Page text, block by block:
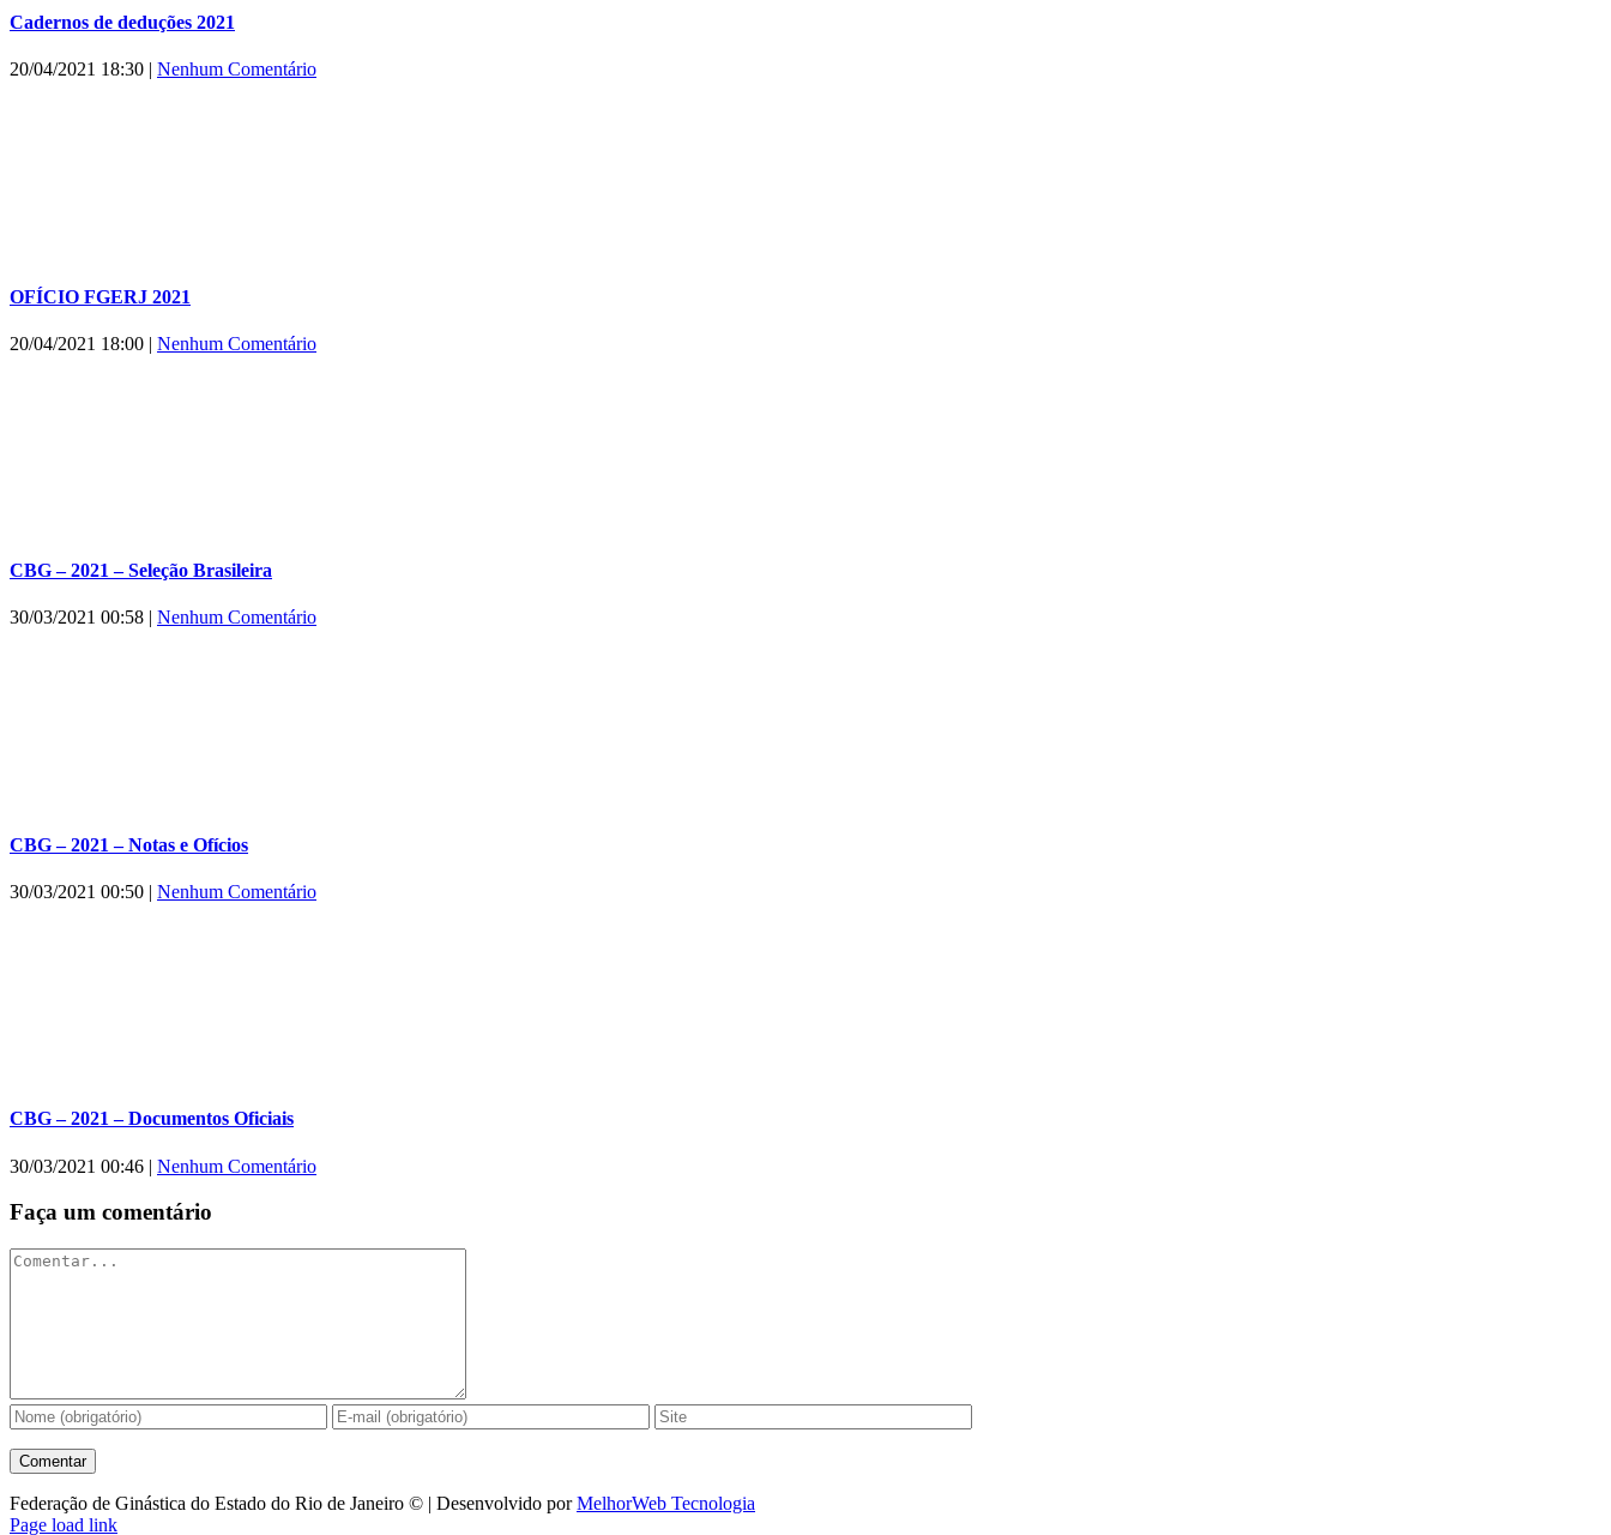
Cadernos de deduções 2021
20/04/2021 18:30 | Nenhum Comentário
OFÍCIO FGERJ 2021
20/04/2021 18:00 | Nenhum Comentário
CBG – 2021 – Seleção Brasileira
30/03/2021 00:58 Nenhum Comentário
CBG – 2021 – Notas e Ofícios
30/03/2021 00:50 | Nenhum Comentário
CBG – 2021 – Documentos Oficiais
30/03/2021 00:46 | Nenhum Comentário
Faça um comentário
Comentar
Federação de Ginástica do Estado do Rio de Janeiro © | Desenvolvido porMelhorWeb Tecnologia
Facebook
Instagram
YouTube
Facebook
Page load link